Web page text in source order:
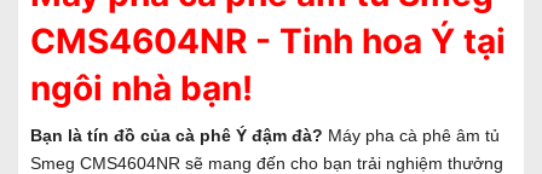
CMS4604NR - Tinh hoa Ý tại
ngôi nhà bạn!
Bạn là tín đồ của cà phê Ý đậm đà? Máy pha cà phê âm tủ
Smeg CMS4604NR sẽ mang đến cho bạn trải nghiệm thưởng